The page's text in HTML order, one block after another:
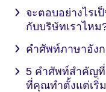
จะตอบอย่างไรเ
กับบริษัทเราไหม
คำศัพท์ภาษาอัง
5 คำศัพท์สำคัญที่
ที่คุณทำตั้งแต่เริ่